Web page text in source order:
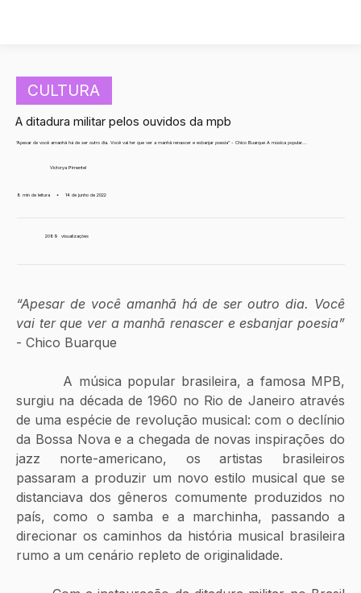
CULTURA
A ditadura militar pelos ouvidos da mpb
“Apesar de você amanhã há de ser outro dia. Você vai ter que ver a manhã renascer e esbanjar poesia” - Chico Buarque A música popular...
Victorya Pimentel
8 min de leitura • 14 de junho de 2022
2089 visualizações
“Apesar de você amanhã há de ser outro dia. Você
vai ter que ver a manhã renascer e esbanjar poesia”
- Chico Buarque
surgiu na década de 1960 no Rio de Janeiro através
de uma espécie de revolução musical: com o declínio
da Bossa Nova e a chegada de novas inspirações do
jazz norte-americano, os artistas brasileiros
passaram a produzir um novo estilo musical que se
distanciava dos gêneros comumente produzidos no
país, como o samba e a marchinha, passando a
direcionar os caminhos da história musical brasileira
rumo a um cenário repleto de originalidade.